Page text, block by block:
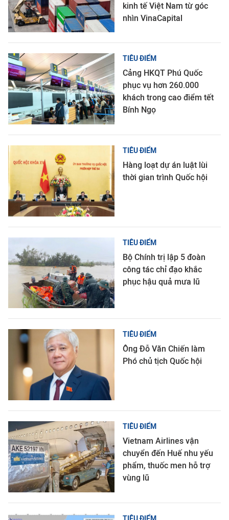
kinh tế Việt Nam từ góc
nhìn VinaCapital
TIÊU ĐIỂM
Cảng HKQT Phú Quốc
phục vụ hơn 260.000
khách trong cao điểm tết
Bính Ngọ
TIÊU ĐIỂM
Hàng loạt dự án luật lùi
thời gian trình Quốc hội
TIÊU ĐIỂM
Bộ Chính trị lập 5 đoàn
công tác chỉ đạo khắc
phục hậu quả mưa lũ
TIÊU ĐIỂM
Ông Đỗ Văn Chiến làm
Phó chủ tịch Quốc hội
TIÊU ĐIỂM
Vietnam Airlines vận
chuyển đến Huế nhu yếu
phẩm, thuốc men hỗ trợ
vùng lũ